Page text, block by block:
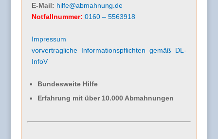
E-Mail: hilfe@abmahnung.de
Notfallnummer: 0160 – 5563918
Impressum
vorvertragliche Informationspflichten gemäß DL-
InfoV
Bundesweite Hilfe
Erfahrung mit über 10.000 Abmahnungen